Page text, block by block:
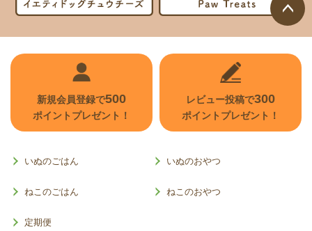
ページ
トップ
新規会員登録で500
ポイントプレゼント！
レビュー投稿で300
ポイントプレゼント！
いぬのごはん いぬのおやつ
ねこのごはん ねこのおやつ
定期便